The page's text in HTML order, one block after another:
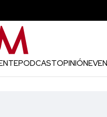
PODCASTOPINIÓN